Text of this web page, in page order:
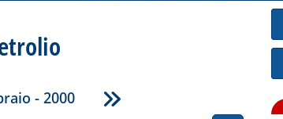
- 2000